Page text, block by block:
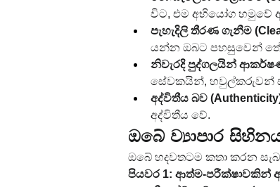
විට, එම අභියෝග හමුවේ
පැහැදිලි තීරණ ගැනීම
යන්න ඔබට පහසුවෙන්
නිවැරදි පුද්ගලයින්
සේවකයින්, හවුල්කරුවන්
අද්විතීය බව
අද්විතීය වේ.
ඔබේ ව්‍යාපාර
ඔබේ හදවතටම කතා කරන
පියවර 1: ආත්ම-පරීක්ෂාවකින්